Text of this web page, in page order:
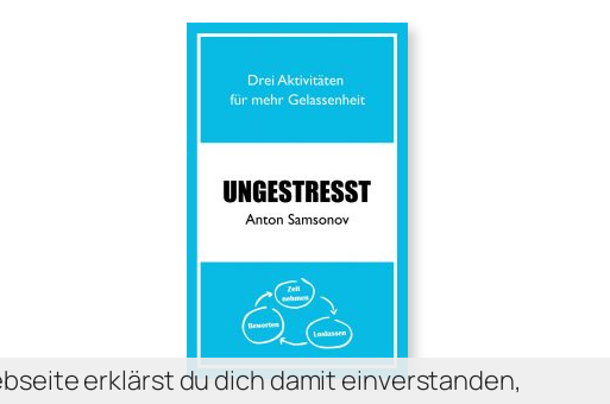
erklärst du dich damit einverstanden,